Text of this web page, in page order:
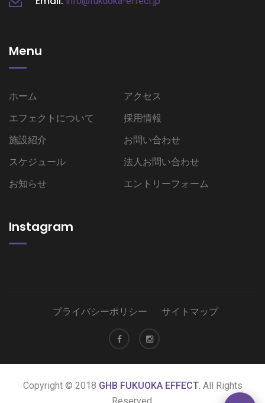
Menu
ホーム
エフェクトについて
施設紹介
スケジュール
お知らせ
アクセス
採用情報
お問い合わせ
法人お問い合わせ
エントリーフォーム
Instagram
プライバシーポリシー サイトマップ
Copyright © 2018 GHB FUKUOKA EFFECT. All Rights